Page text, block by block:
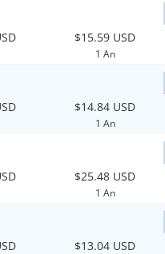
$15.59 USD
1 An
$14.84 USD
1 An
$25.48 USD
1 An
$13.04 USD